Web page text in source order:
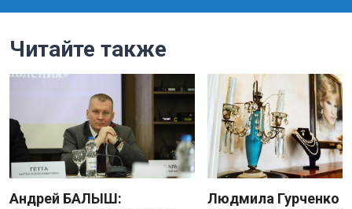
Читайте также
Андрей БАЛЫШ:
Людмила Гурченко